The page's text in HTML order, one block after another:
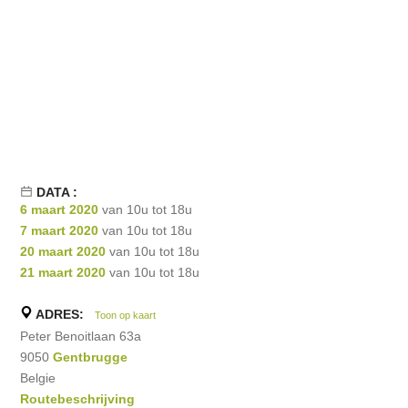
DATA :
6 maart 2020 van 10u tot 18u
7 maart 2020 van 10u tot 18u
20 maart 2020 van 10u tot 18u
21 maart 2020 van 10u tot 18u
ADRES: Toon op kaart
Peter Benoitlaan 63a
9050Gentbrugge
Belgie
Routebeschrijving